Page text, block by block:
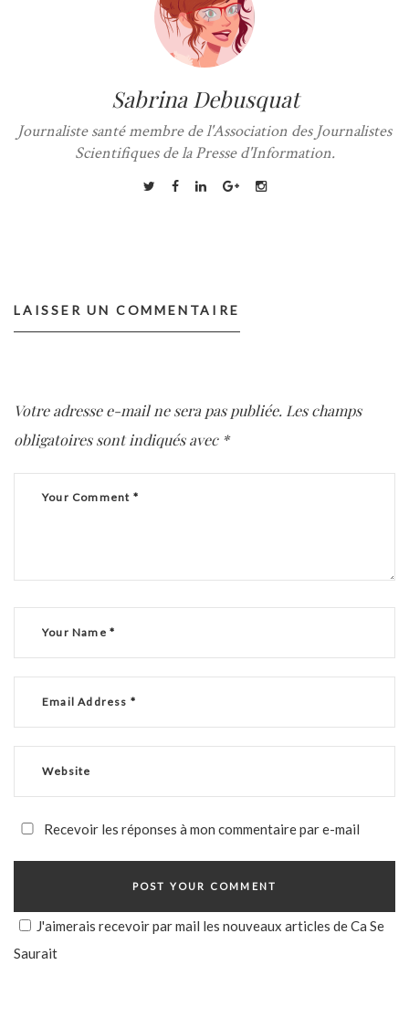
Sabrina Debusquat
Journaliste santé membre de l'Association des Journalistes
Scientifiques de la Presse d'Information.
LAISSER UN COMMENTAIRE
Votre adresse e-mail ne sera pas publiée. Les champs
obligatoires sont indiqués avec *
Recevoir les réponses à mon commentaire par e-mail
J'aimerais recevoir par mail les nouveaux articles de Ca Se
Saurait